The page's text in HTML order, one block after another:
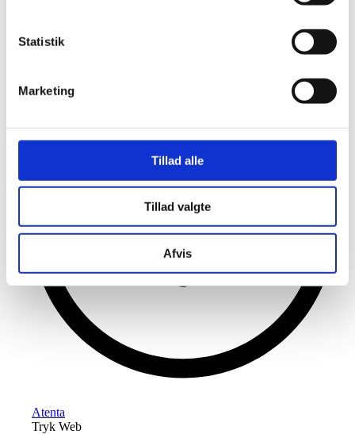
Statistik
Marketing
Tillad alle
Tillad valgte
Afvis
Nordex Food
Atenta
Tryk Web